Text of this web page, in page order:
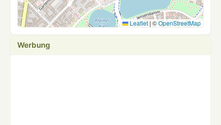
Leaflet | ©OpenStreetMap
Werbung